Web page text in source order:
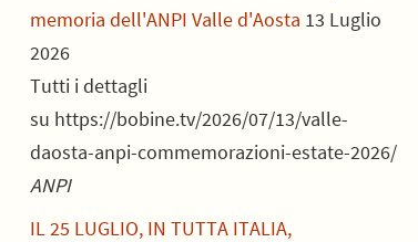
memoria dell'ANPI Valle d'Aosta 13 Luglio
2026
Tutti i dettagli
su https://bobine.tv/2026/07/13/valle-
daosta-anpi-commemorazioni-estate-2026/
ANPI
IL 25 LUGLIO, IN TUTTA ITALIA,